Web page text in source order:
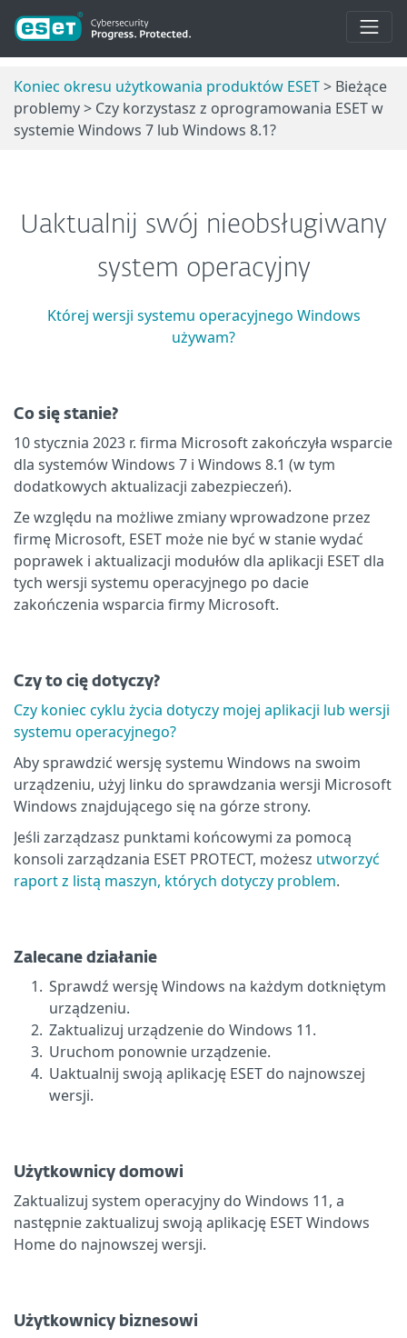
Koniec okresu użytkowania produktów ESET> Bieżące
problemy > Czy korzystasz z oprogramowania ESET w
systemie Windows 7 lub Windows 8.1?
Uaktualnij swój nieobsługiwany
system operacyjny
Której wersji systemu operacyjnego Windows
używam?
Co się stanie?
10 stycznia 2023 r. firma Microsoft zakończyła wsparcie
dla systemów Windows 7 i Windows 8.1 (w tym
dodatkowych aktualizacji zabezpieczeń).
Ze względu na możliwe zmiany wprowadzone przez
firmę Microsoft, ESET może nie być w stanie wydać
poprawek i aktualizacji modułów dla aplikacji ESET dla
tych wersji systemu operacyjnego po dacie
zakończenia wsparcia firmy Microsoft.
Czy to cię dotyczy?
Czy koniec cyklu życia dotyczy mojej aplikacji lub wersji
systemu operacyjnego?
Aby sprawdzić wersję systemu Windows na swoim
urządzeniu, użyj linku do sprawdzania wersji Microsoft
Windows znajdującego się na górze strony.
Jeśli zarządzasz punktami końcowymi za pomocą
konsoli zarządzania ESET PROTECT, możesz utworzyć
raport z listą maszyn, których dotyczy problem.
Zalecane działanie
1. Sprawdź wersję Windows na każdym dotkniętym
urządzeniu.
2. Zaktualizuj urządzenie do Windows 11.
3. Uruchom ponownie urządzenie.
4. Uaktualnij swoją aplikację ESET do najnowszej
wersji.
Użytkownicy domowi
Zaktualizuj system operacyjny do Windows 11, a
następnie zaktualizuj swoją aplikację ESET Windows
Home do najnowszej wersji.
Użytkownicy biznesowi